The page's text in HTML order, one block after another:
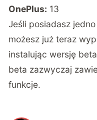
OnePlus: 13
Jeśli posiadasz
możesz już teraz
instalując wersję
beta zazwyczaj
funkcje.